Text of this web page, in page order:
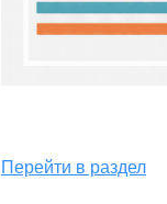
Перейти в раздел